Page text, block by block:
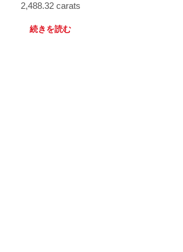
2,488.32 carats
続きを読む